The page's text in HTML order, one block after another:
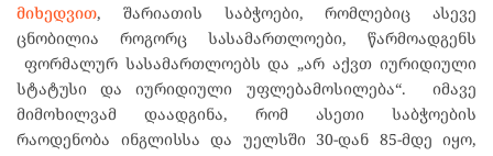
მიხედვით, შარიათის საბჭოები, რომლებიც ასევე
ცნობილია როგორც სასამართლოები, წარმოადგენს
ფორმალურ სასამართლოებს და „არ აქვთ იურიდიული
სტატუსი და იურიდიული უფლებამოსილება“. იმავე
მიმოხილვამ დაადგინა, რომ ასეთი საბჭოების
რაოდენობა ინგლისსა და უელსში 30-დან 85-მდე იყო,